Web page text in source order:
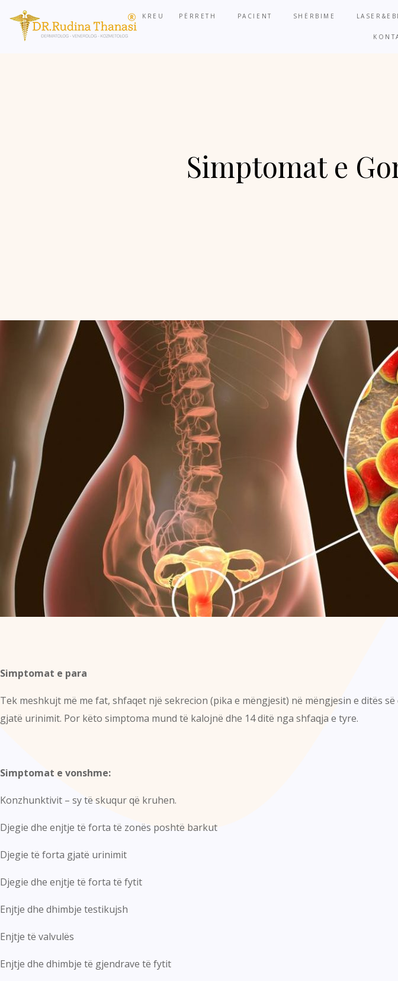
KREU PËRRETH PACIENT SHËRBIME
Simptomat e
Simptomat e para
Tek meshkujt më me fat, shfaqet një sekrecion (pika e mëngjesit) në mëngjesin e ditës
gjatë urinimit. Por këto simptoma mund të kalojnë dhe 14 ditë nga shfaqja e tyre.
Simptomat e vonshme:
Konzhunktivit – sy të skuqur që kruhen.
Djegie dhe enjtje të forta të zonës poshtë barkut
Djegie të forta gjatë urinimit
Djegie dhe enjtje të forta të fytit
Enjtje dhe dhimbje testikujsh
Enjtje të valvulës
Enjtje dhe dhimbje të gjendrave të fytit